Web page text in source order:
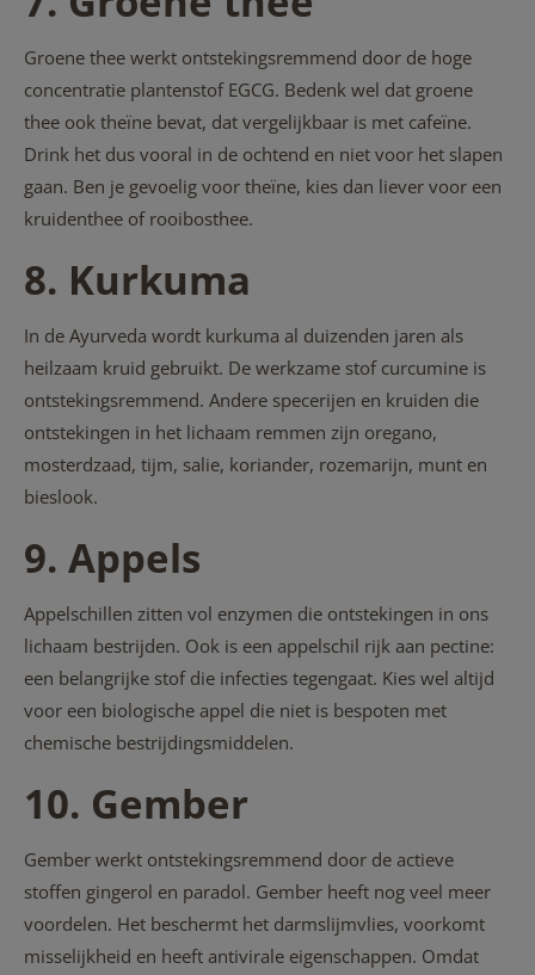
Groene thee werkt ontstekingsremmend door de hoge
concentratie plantenstof EGCG. Bedenk wel dat groene
thee ook theïne bevat, dat vergelijkbaar is met cafeïne.
Drink het dus vooral in de ochtend en niet voor het slapen
gaan. Ben je gevoelig voor theïne, kies dan liever voor een
kruidenthee of rooibosthee.
8. Kurkuma
In de Ayurveda wordt kurkuma al duizenden jaren als
heilzaam kruid gebruikt. De werkzame stof curcumine is
ontstekingsremmend. Andere specerijen en kruiden die
ontstekingen in het lichaam remmen zijn oregano,
mosterdzaad, tijm, salie, koriander, rozemarijn, munt en
bieslook.
9. Appels
Appelschillen zitten vol enzymen die ontstekingen in ons
lichaam bestrijden. Ook is een appelschil rijk aan pectine:
een belangrijke stof die infecties tegengaat. Kies wel altijd
voor een biologische appel die niet is bespoten met
chemische bestrijdingsmiddelen.
10. Gember
Gember werkt ontstekingsremmend door de actieve
stoffen gingerol en paradol. Gember heeft nog veel meer
voordelen. Het beschermt het darmslijmvlies, voorkomt
misselijkheid en heeft antivirale eigenschappen. Omdat